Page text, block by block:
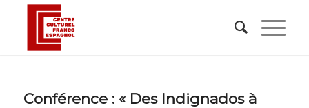
Conférence : « Des Indignados à